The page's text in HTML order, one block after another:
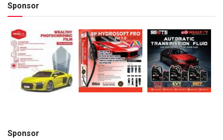
Sponsor
Sponsor